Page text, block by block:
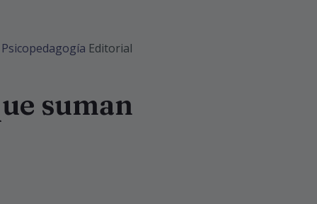
Psicopedagogía Editorial
suman